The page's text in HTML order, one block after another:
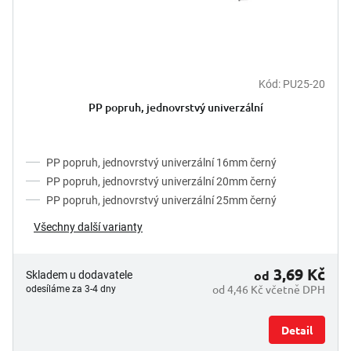
Kód: PU25-20
PP popruh, jednovrstvý univerzální
PP popruh, jednovrstvý univerzální 16mm černý
PP popruh, jednovrstvý univerzální 20mm černý
PP popruh, jednovrstvý univerzální 25mm černý
Všechny další varianty
Skladem u dodavatele
odesíláme za 3-4 dny od 4,46 Kč včetně DPH
od 3,69 Kč
Detail